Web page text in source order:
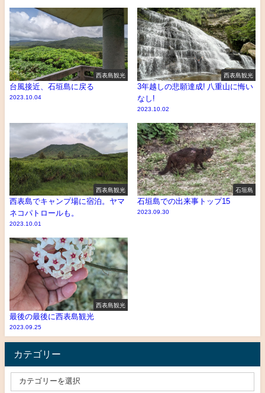
西表島観光
台風接近、石垣島に戻る
2023.10.04
西表島観光
3年越しの悲願達成! 八重山に悔い
なし!
2023.10.02
西表島観光
西表島でキャンプ場に宿泊。ヤマ
ネコパトロールも。
2023.10.01
石垣島
石垣島での出来事トップ15
2023.09.30
西表島観光
最後の最後に西表島観光
2023.09.25
カテゴリー